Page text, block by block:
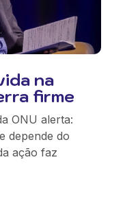
na
firme
ONU alerta:
depende do
ação faz